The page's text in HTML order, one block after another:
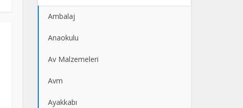
Ambalaj
Anaokulu
Av Malzemeleri
Avm
Ayakkabı